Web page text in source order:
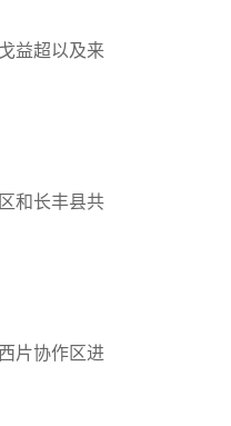
益超以及来
和长丰县共
片协作区进